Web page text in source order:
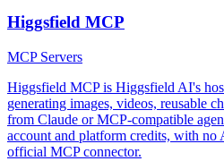
Higgsfield MCP
MCP Servers
Higgsfield MCP is Higgsfield AI's
generating images, videos, reusable
from Claude or MCP-compatible
account and platform credits, with no
official MCP connector.